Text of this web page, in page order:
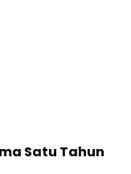
Satu Tahun